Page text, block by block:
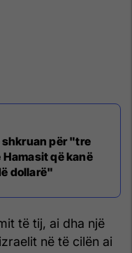
shkruan për "tre
që kanë
dollarë"
të tij, ai dha një
në të cilën ai